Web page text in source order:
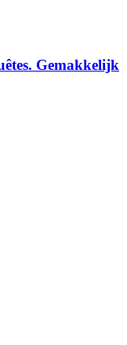
Gemakkelijk